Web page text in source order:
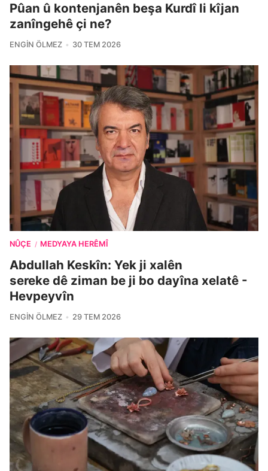
Pûan û kontenjanên beşa Kurdî li kîjan
zanîngehê çi ne?
ENGIN ÖLMEZ 30 TEM 2026
NÛÇE / MEDYAYA HERÊMÎ
Abdullah Keskîn: Yek ji xalên
sereke dê ziman be ji bo dayîna xelatê -
Hevpeyvîn
ENGIN ÖLMEZ 29 TEM 2026